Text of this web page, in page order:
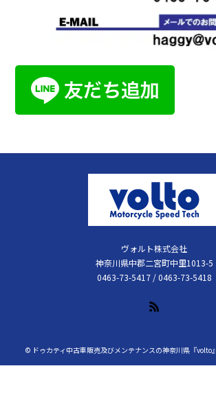
ヴォルト株式会社
神奈川県中郡二宮町中里1013-5
0463-73-5417 / 0463-73-5418
© ドゥカティ中古車販売及びメンテナンスの神奈川県『volto』